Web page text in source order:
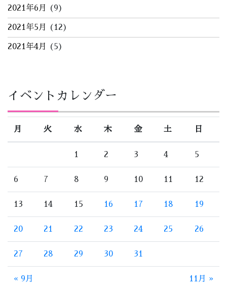
2021年6月 (9)
2021年5月 (12)
2021年4月 (5)
イベントカレンダー
月 火 水 木 金 土 日
1 2 3 4 5
6 7 8 9 10 11 12
13 14 15 16 17 18 19
20 21 22 23 24 25 26
27 28 29 30 31
« 9月 11月 »